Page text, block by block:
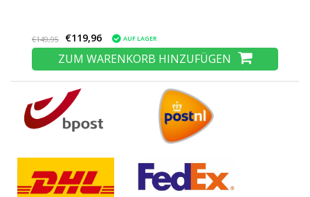
€149,95 €119,96 AUF LAGER
ZUM WARENKORB HINZUFÜGEN